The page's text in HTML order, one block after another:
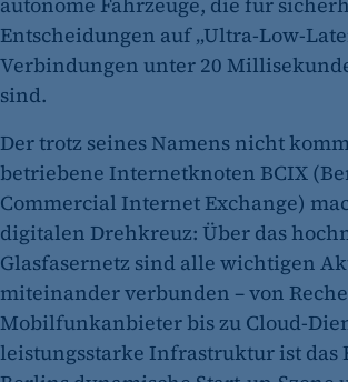
Entscheidungen auf „Ultra-Low-
Verbindungen unter 20
sind.
Der trotz seines Namens nicht
betriebene Internetknoten BCIX
Commercial Internet Exchange)
digitalen Drehkreuz: Über das
Glasfasernetz sind alle wichtigen
miteinander verbunden – von
Mobilfunkanbieter bis zu Cloud-
leistungsstarke Infrastruktur ist das